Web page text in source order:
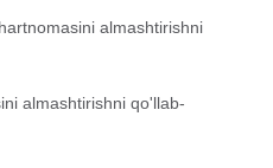
almashtirishni
almashtirishni qo'llab-